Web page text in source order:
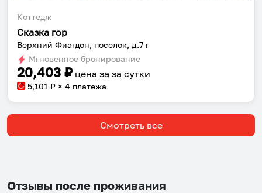
Коттедж
Сказка гор
Верхний Фиагдон, поселок, д.7 г
Мгновенное бронирование
20,403 ₽ цена за за сутки
5,101 ₽ × 4 платежа
Смотреть все
Отзывы после проживания